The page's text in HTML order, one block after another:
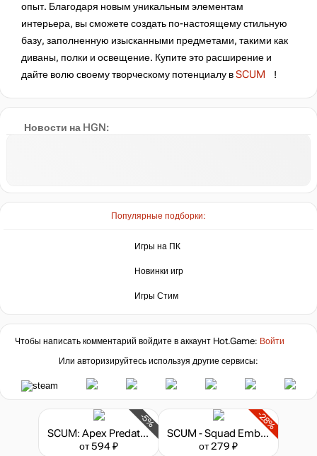
Новости на HGN:
Популярные подборки:
Игры на ПК
Новинки игр
Игры Стим
опыт. Благодаря новым уникальным элементам
интерьера, вы сможете создать по-настоящему стильную
базу, заполненную изысканными предметами, такими как
диваны, полки и освещение. Купите это расширение и
дайте волю своему творческому потенциалу вSCUM !
Чтобы написать комментарий войдите в аккаунт Hot.Game: Войти
Или авторизируйтесь используя другие сервисы:
-5%
SCUM: Apex Predator Pack
от 594 ₽
-28%
SCUM - Squad Emblem Pack
от 279 ₽